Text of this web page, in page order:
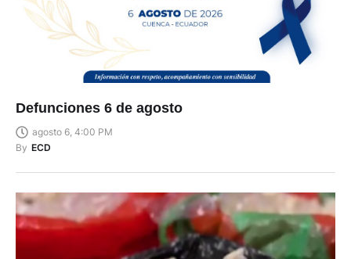
Defunciones 6 de agosto
agosto 6, 4:00 PM
By ECD